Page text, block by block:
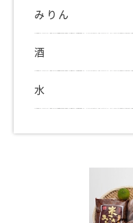
みりん
酒
水